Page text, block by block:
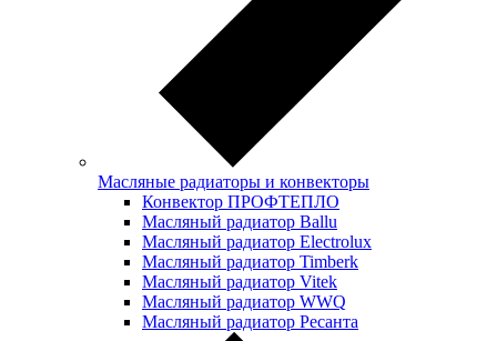
Масляные радиаторы и конвекторы
Конвектор ПРОФТЕПЛО
Масляный радиатор Ballu
Масляный радиатор Electrolux
Масляный радиатор Timberk
Масляный радиатор Vitek
Масляный радиатор WWQ
Масляный радиатор Ресанта